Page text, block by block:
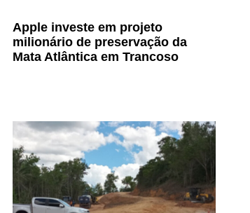
Apple investe em projeto
milionário de preservação da
Mata Atlântica em Trancoso